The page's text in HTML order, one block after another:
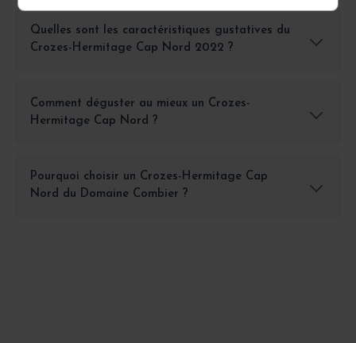
Quelles sont les caractéristiques gustatives du
Crozes-Hermitage Cap Nord 2022 ?
Comment déguster au mieux un Crozes-
Hermitage Cap Nord ?
Pourquoi choisir un Crozes-Hermitage Cap
Nord du Domaine Combier ?